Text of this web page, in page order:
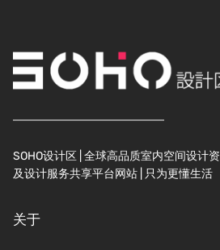
SOHO设计区 | 全球高品质室内空间设计资
及设计服务共享平台网站 | 只为更懂生活
关于